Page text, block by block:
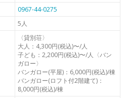
0967-44-0275
5人
〈貸別荘〉
大人：4,300円(税込)〜/人
子ども：2,200円(税込)〜/人〈バン
ガロー〉
バンガロー(平屋)：6,000円(税込)/棟
バンガロー(ロフト付2階建て)：
8,000円(税込)/棟